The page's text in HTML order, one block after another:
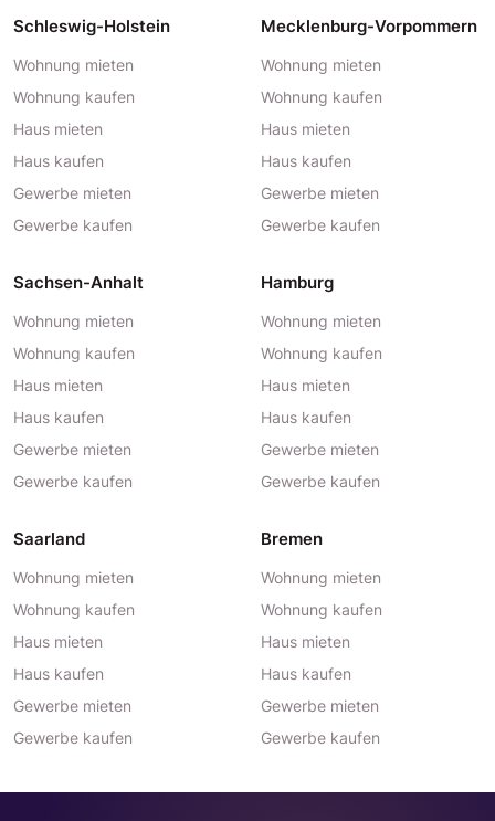
Schleswig-Holstein
Wohnung mieten
Wohnung kaufen
Haus mieten
Haus kaufen
Gewerbe mieten
Gewerbe kaufen
Mecklenburg-Vorpommern
Wohnung mieten
Wohnung kaufen
Haus mieten
Haus kaufen
Gewerbe mieten
Gewerbe kaufen
Sachsen-Anhalt
Wohnung mieten
Wohnung kaufen
Haus mieten
Haus kaufen
Gewerbe mieten
Gewerbe kaufen
Hamburg
Wohnung mieten
Wohnung kaufen
Haus mieten
Haus kaufen
Gewerbe mieten
Gewerbe kaufen
Saarland
Wohnung mieten
Wohnung kaufen
Haus mieten
Haus kaufen
Gewerbe mieten
Gewerbe kaufen
Bremen
Wohnung mieten
Wohnung kaufen
Haus mieten
Haus kaufen
Gewerbe mieten
Gewerbe kaufen